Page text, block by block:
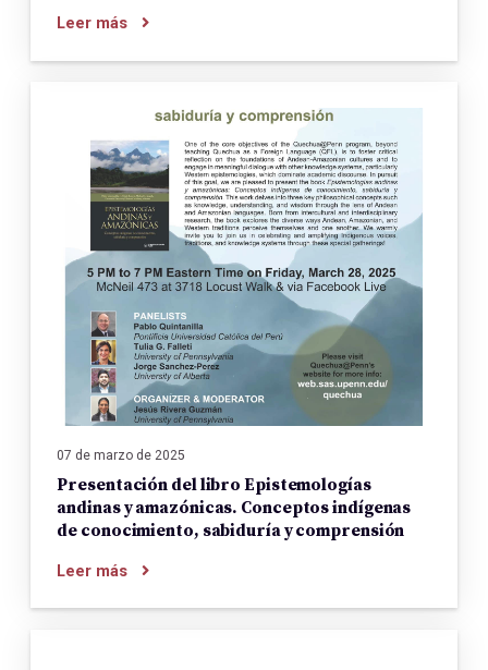
Leer más
07 de marzo de 2025
Presentación del libro Epistemologías
andinas y amazónicas. Conceptos indígenas
de conocimiento, sabiduría y comprensión
Leer más